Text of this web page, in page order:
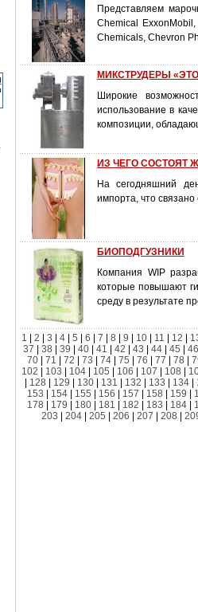
Представляем
Chemical
Chemicals, Chevron
МИКСТРУДЕРЫ
Широкие
использование в
композиции,
ИЗ ЧЕГО СОСТОЯТ
На сегодняшний
импорта, что
БИОПОДГУЗНИКИ
Компания WIP
которые повышают
среду в результате
1 2 3 4 5 6 7 8 9 10 11 12
37
|38 |39 |40 |41 |42 |43 |44 |45 |
70
71 72 73 74 75 76 77 78
102
103 104 105 106 107 108
128 129 130 131 132 133 134
153
154 155 156 157 158 159
178
179 180 181 182 183 184
203
|204 |205 |206 |207 |208 |